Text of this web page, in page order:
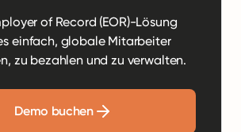
of Record (EOR)-Lösung
einfach, globale Mitarbeiter
zu bezahlen und zu verwalten.
Demo buchen